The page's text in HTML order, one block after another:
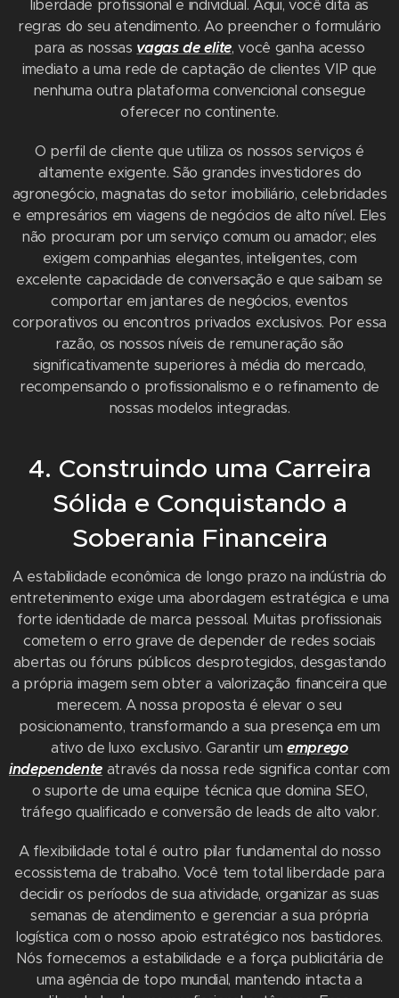
liberdade profissional e individual. Aqui, você dita as
regras do seu atendimento. Ao preencher o formulário
para as nossas vagas de elite, você ganha acesso
imediato a uma rede de captação de clientes VIP que
nenhuma outra plataforma convencional consegue
oferecer no continente.
O perfil de cliente que utiliza os nossos serviços é
altamente exigente. São grandes investidores do
agronegócio, magnatas do setor imobiliário, celebridades
e empresários em viagens de negócios de alto nível. Eles
não procuram por um serviço comum ou amador; eles
exigem companhias elegantes, inteligentes, com
excelente capacidade de conversação e que saibam se
comportar em jantares de negócios, eventos
corporativos ou encontros privados exclusivos. Por essa
razão, os nossos níveis de remuneração são
significativamente superiores à média do mercado,
recompensando o profissionalismo e o refinamento de
nossas modelos integradas.
4. Construindo uma Carreira
Sólida e Conquistando a
Soberania Financeira
A estabilidade econômica de longo prazo na indústria do
entretenimento exige uma abordagem estratégica e uma
forte identidade de marca pessoal. Muitas profissionais
cometem o erro grave de depender de redes sociais
abertas ou fóruns públicos desprotegidos, desgastando
a própria imagem sem obter a valorização financeira que
merecem. A nossa proposta é elevar o seu
posicionamento, transformando a sua presença em um
ativo de luxo exclusivo. Garantir umemprego
independente através da nossa rede significa contar com
o suporte de uma equipe técnica que domina SEO,
tráfego qualificado e conversão de leads de alto valor.
A flexibilidade total é outro pilar fundamental do nosso
ecossistema de trabalho. Você tem total liberdade para
decidir os períodos de sua atividade, organizar as suas
semanas de atendimento e gerenciar a sua própria
logística com o nosso apoio estratégico nos bastidores.
Nós fornecemos a estabilidade e a força publicitária de
uma agência de topo mundial, mantendo intacta a